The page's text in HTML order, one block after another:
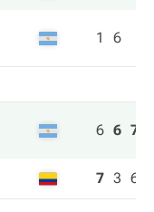
1 6
6 6 7
7 3 6